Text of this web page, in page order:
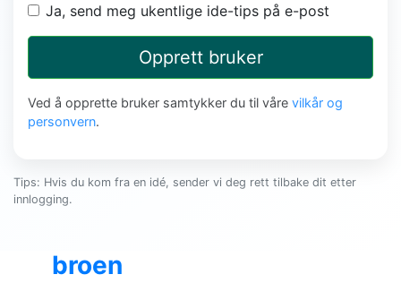
Ja, send meg ukentlige ide-tips på e-post
Opprett bruker
Ved å opprette bruker samtykker du til våre vilkår og
personvern.
Tips: Hvis du kom fra en idé, sender vi deg rett tilbake dit etter
innlogging.
broen